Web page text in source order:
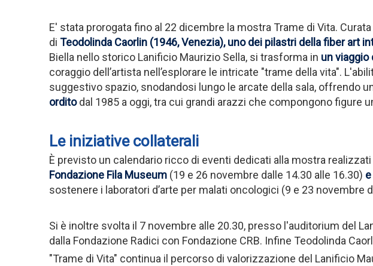
E' stata prorogata fino al 22 dicembre la mostra Trame di Vita.
di Teodolinda Caorlin (1946, Venezia), uno dei pilastri della fiber art
Biella nello storico Lanificio Maurizio Sella, si trasforma in un
coraggio dell’artista nell’esplorare le intricate "trame della vita".
suggestivo spazio, snodandosi lungo le arcate della sala, offrendo
orditodal 1985 a oggi, tra cui grandi arazzi che compongono figure
Le iniziative collaterali
È previsto un calendario ricco di eventi dedicati alla mostra
Fondazione Fila Museum (19 e 26 novembre dalle 14.30 alle 16.30)
sostenere i laboratori d’arte per malati oncologici (9 e 23 novembre
Si è inoltre svolta il 7 novembre alle 20.30, presso l'auditorium del
dalla Fondazione Radici con Fondazione CRB. Infine Teodolinda
"Trame di Vita" continua il percorso di valorizzazione del Lanificio